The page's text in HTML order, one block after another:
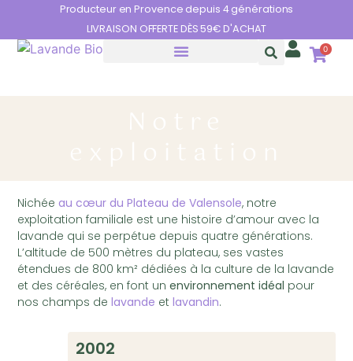
Producteur en Provence depuis 4 générations
LIVRAISON OFFERTE DÈS 59€ D'ACHAT
0
Nichéeau cœur du Plateau de Valensole, notre
exploitation familiale est une histoire d’amour avec la
lavande qui se perpétue depuis quatre générations.
L’altitude de 500 mètres du plateau, ses vastes
étendues de 800 km² dédiées à la culture de la lavande
et des céréales, en font unenvironnement idéal pour
nos champs delavande etlavandin.
2002
Panneau de gestion des cookies